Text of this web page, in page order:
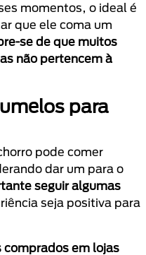
momentos, o ideal é
que ele coma um
se de que muitos
não pertencem à
para
pode comer
dar um para o
seguir algumas
seja positiva para
comprados em lojas